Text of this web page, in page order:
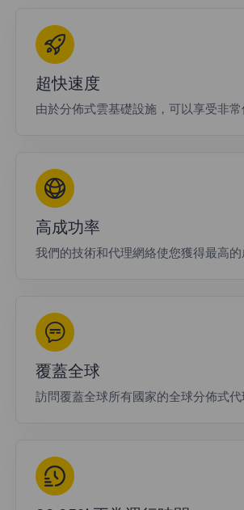
超快速度
由於分佈式雲基礎設施，可以享受非常
高成功率
我們的技術和代理網絡使您獲得最高的
覆蓋全球
訪問覆蓋全球所有國家的全球分佈式代